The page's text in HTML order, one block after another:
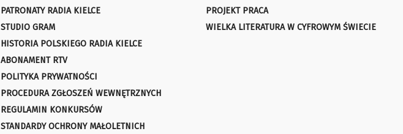
PATRONATY RADIA KIELCE
STUDIO GRAM
HISTORIA POLSKIEGO RADIA KIELCE
ABONAMENT RTV
POLITYKA PRYWATNOŚCI
PROCEDURA ZGŁOSZEŃ WEWNĘTRZNYCH
REGULAMIN KONKURSÓW
STANDARDY OCHRONY MAŁOLETNICH
PROJEKT PRACA
WIELKA LITERATURA W CYFROWYM ŚWIECIE